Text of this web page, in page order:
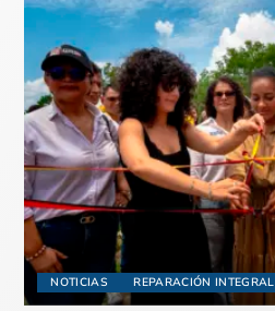
NOTICIAS REPARACIÓN INTEGRAL